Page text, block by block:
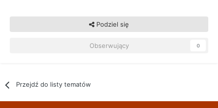
Podziel się
Obserwujący 0
Przejdź do listy tematów